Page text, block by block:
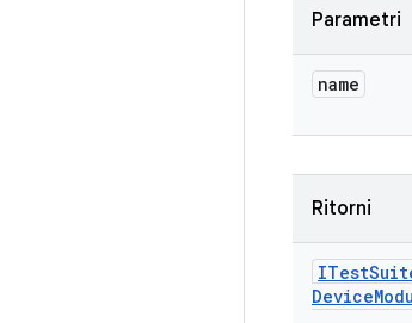
Parametri
name
Ritorni
ITest
Device